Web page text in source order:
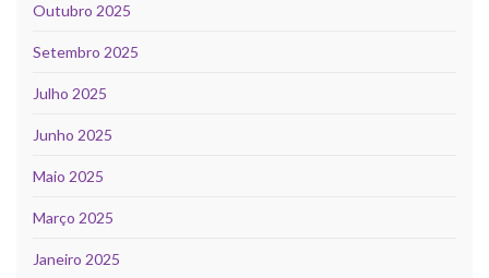
Outubro 2025
Setembro 2025
Julho 2025
Junho 2025
Maio 2025
Março 2025
Janeiro 2025